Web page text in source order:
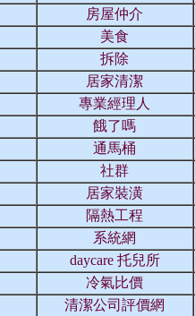
房屋仲介
美食
拆除
居家清潔
專業經理人
餓了嗎
通馬桶
社群
居家裝潢
隔熱工程
系統網
daycare 托兒所
冷氣比價
清潔公司評價網